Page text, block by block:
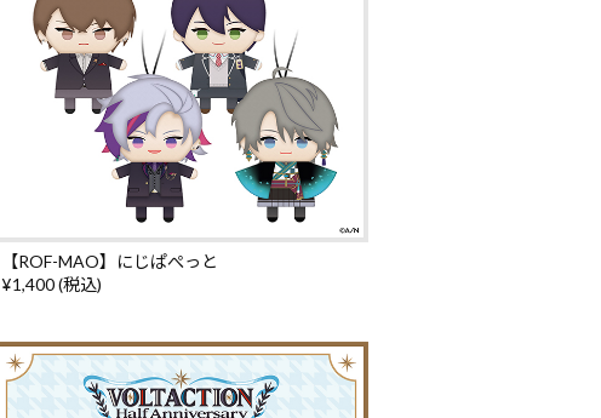
【ROF-MAO】にじぱぺっと
¥1,400 (税込)